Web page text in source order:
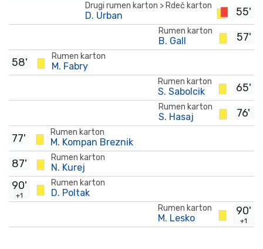
55'
Drugi rumen karton > Rdeč karton
D. Urban
57'
Rumen karton
B. Gall
Rumen karton
M. Fabry
58'
65'
Rumen karton
S. Sabolcik
76'
Rumen karton
S. Hasaj
Rumen karton
M. Kompan Breznik
77'
Rumen karton
N. Kurej
87'
Rumen karton
D. Poltak
90'
+1
90'
+1
Rumen karton
M. Lesko